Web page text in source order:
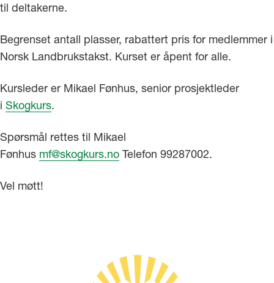
til deltakerne.
Begrenset antall plasser, rabattert pris for medlemmer i
Norsk Landbrukstakst. Kurset er åpent for alle.
Kursleder er Mikael Fønhus, senior prosjektleder
i Skogkurs.
Spørsmål rettes til Mikael
Fønhus mf@skogkurs.no Telefon 99287002.
Vel møtt!